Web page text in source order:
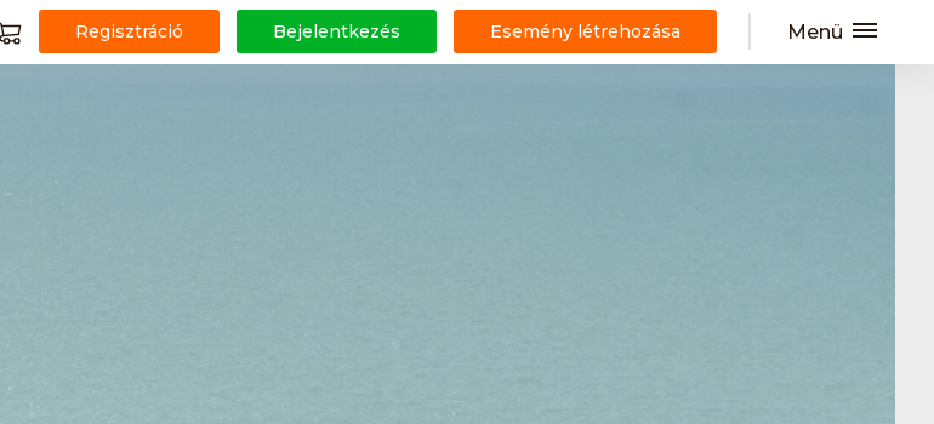
Regisztráció Bejelentkezés Esemény létrehozása Menü